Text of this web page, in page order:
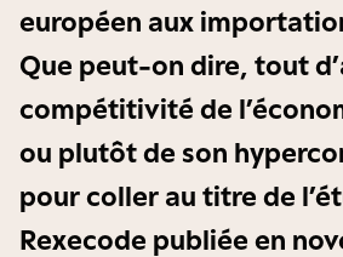
européen aux
Que peut-on dire, tout
compétitivité de
ou plutôt de son
pour coller au titre de
Rexecode publiée en